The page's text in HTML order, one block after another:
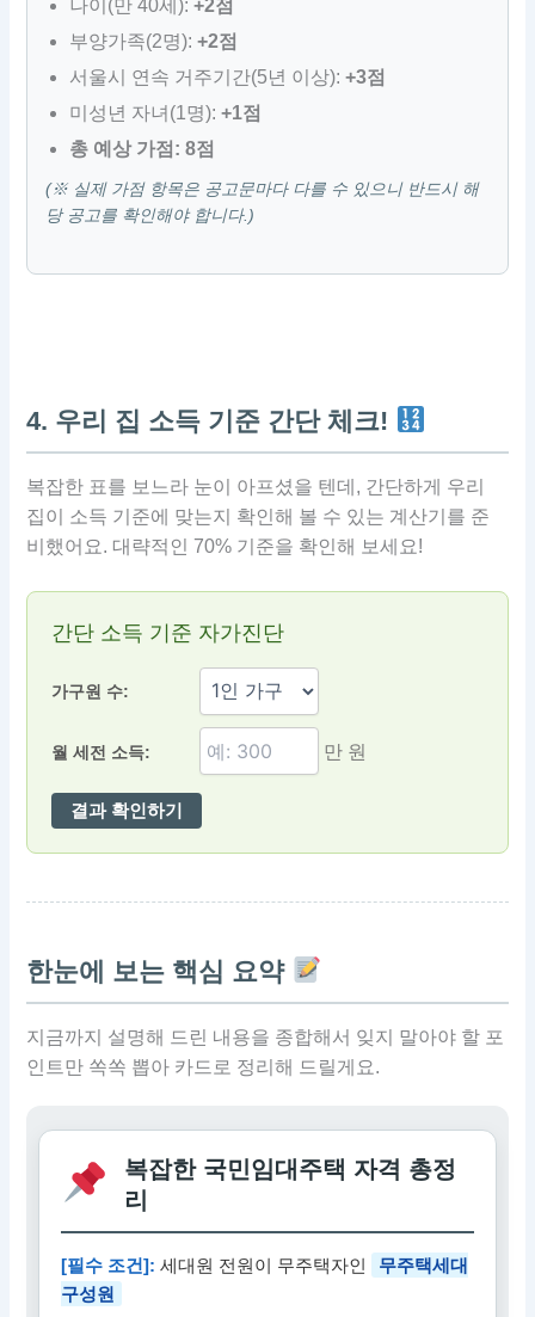
나이(만 40세):+2점
부양가족(2명):+2점
서울시 연속 거주기간(5년 이상):+3점
미성년 자녀(1명):+1점
총 예상 가점: 8점
(※ 실제 가점 항목은 공고문마다 다를 수 있으니 반드시 해
당 공고를 확인해야 합니다.)
4. 우리 집 소득 기준 간단 체크!
복잡한 표를 보느라 눈이 아프셨을 텐데, 간단하게 우리
집이 소득 기준에 맞는지 확인해 볼 수 있는 계산기를 준
비했어요. 대략적인 70% 기준을 확인해 보세요!
간단 소득 기준 자가진단
가구원 수:
월 세전 소득: 만 원
결과 확인하기
한눈에 보는 핵심 요약
지금까지 설명해 드린 내용을 종합해서 잊지 말아야 할 포
인트만 쏙쏙 뽑아 카드로 정리해 드릴게요.
복잡한 국민임대주택 자격 총정
리
[필수 조건]: 세대원 전원이 무주택자인
무주택세대
구성원